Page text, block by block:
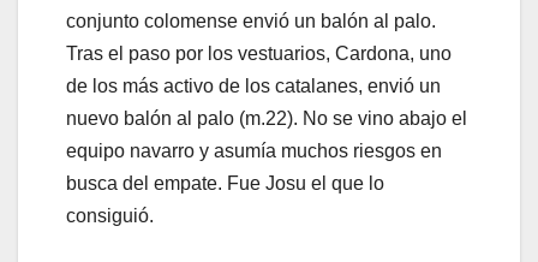
conjunto colomense envió un balón al palo.
Tras el paso por los vestuarios, Cardona, uno
de los más activo de los catalanes, envió un
nuevo balón al palo (m.22). No se vino abajo el
equipo navarro y asumía muchos riesgos en
busca del empate. Fue Josu el que lo
consiguió.